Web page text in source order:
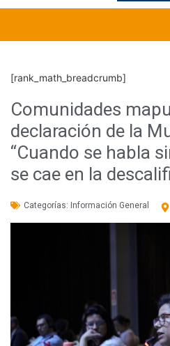
[rank_math_breadcrumb]
Comunidades
declaración de la
“Cuando se habla
se cae en la
Categorías: Información General